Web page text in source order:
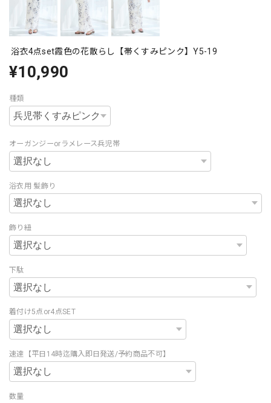
浴衣4点set霞色の花散らし【帯くすみピンク】Y5-19
¥10,990
種類
オーガンジーorラメレース兵児帯
浴衣用 髪飾り
飾り紐
下駄
着付け5点or4点SET
速達【平日14時迄購入即日発送/予約商品不可】
数量